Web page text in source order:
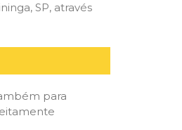
SP, através
para